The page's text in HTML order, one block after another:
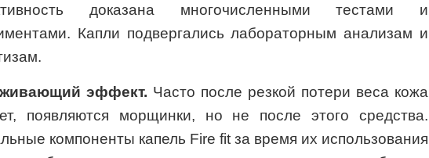
доказана многочисленными тестами и
Капли подвергались лабораторным анализам и
эффект. Часто после резкой потери веса кожа
появляются морщинки, но не после этого средства.
компоненты капель Fire fit за время их использования